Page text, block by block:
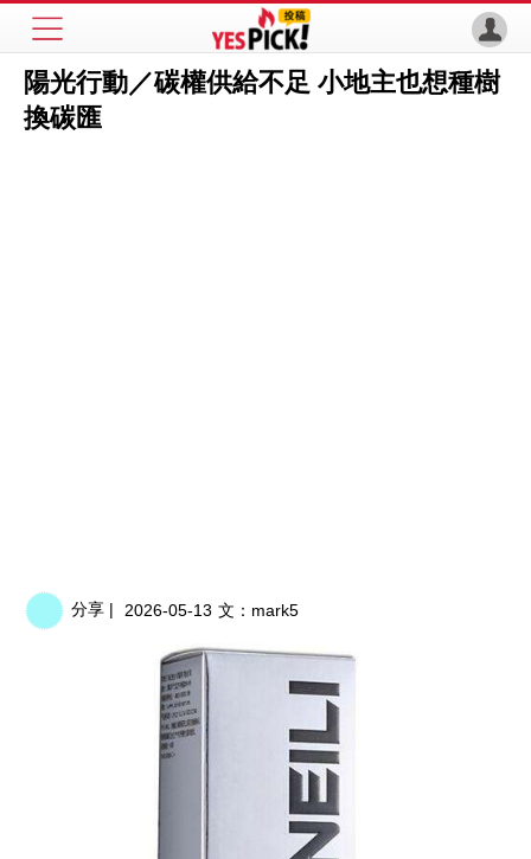
陽光行動／碳權供給不足 小地主也想種樹
換碳匯
分享 | 2026-05-13 文： mark5